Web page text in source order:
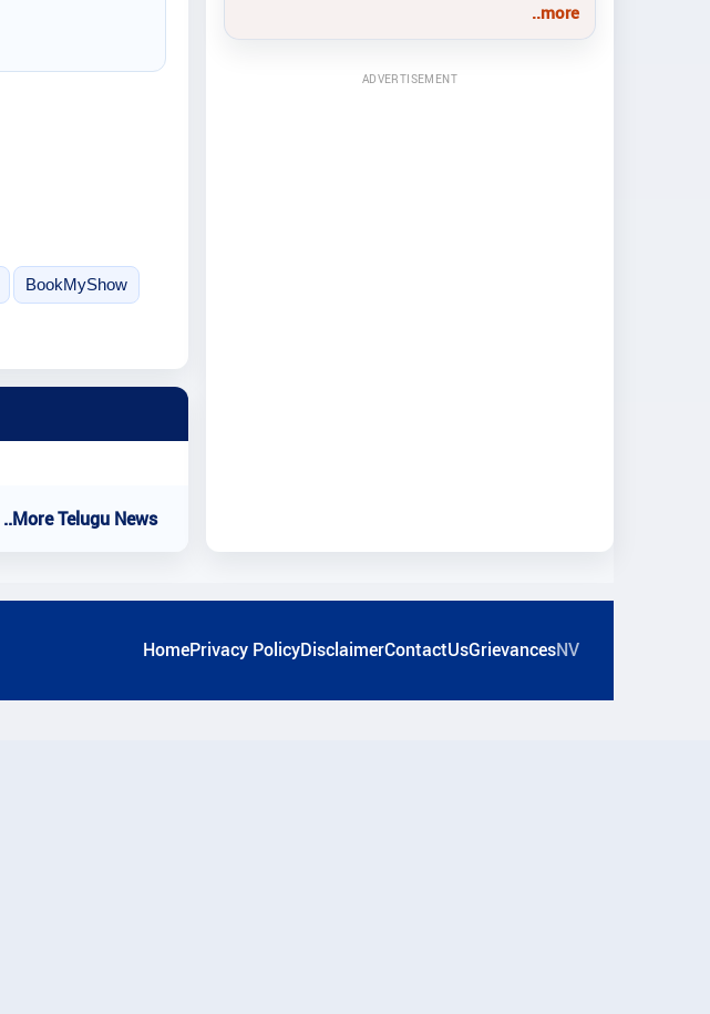
BookMyShow
..More Telugu News
..more
ADVERTISEMENT
HomePrivacy PolicyDisclaimerContactUsGrievancesNV